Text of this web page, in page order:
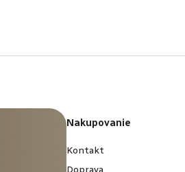
Nakupovanie
Kontakt
Doprava